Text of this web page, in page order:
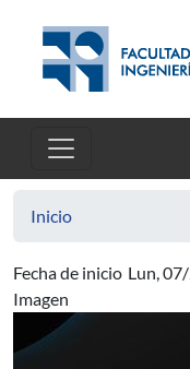
Inicio
Fecha de inicio Lun,
Imagen